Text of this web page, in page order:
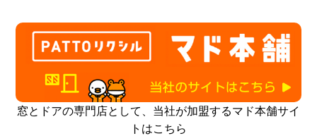
窓とドアの専門店として、当社が加盟するマド本舗サイ
トはこちら